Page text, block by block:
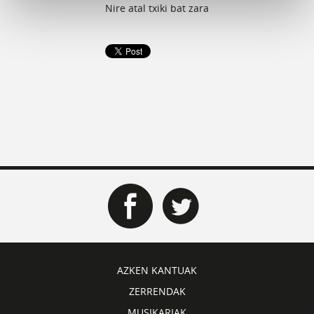
Nire atal txiki bat zara
AZKEN KANTUAK
ZERRENDAK